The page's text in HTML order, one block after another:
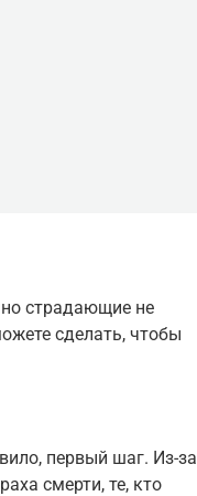
страдающие не
сделать, чтобы
первый шаг. Из-за
смерти, те, кто